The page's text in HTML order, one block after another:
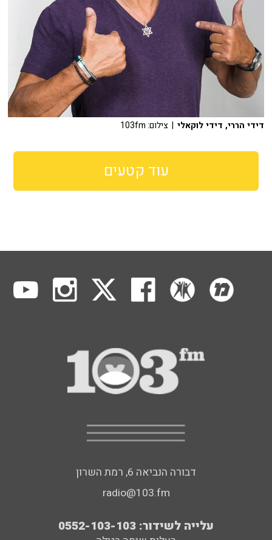
דידי הררי, דידי לוקאלי | צילום: 103fm
עוד קטעים
דבורה הנביאה 6, רמת השרון
radio@103.fm
עלייה לשידור: 0552-103-103